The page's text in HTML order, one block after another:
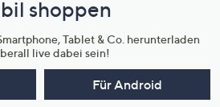
shoppen
Tablet & Co. herunterladen
live dabei sein!
Für Android